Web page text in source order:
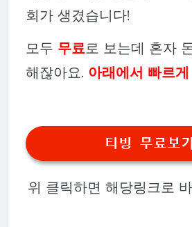
회가 생겼습니다!
모두 무료로 보는데 혼자
해잖아요. 아래에서 빠르
티빙 무료보
위 클릭하면 해당링크로